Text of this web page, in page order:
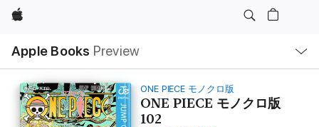
Apple
Apple Books Preview
Nav
Open
Menu
ONE PIECE モノクロ版
ONE PIECE モノクロ版
102